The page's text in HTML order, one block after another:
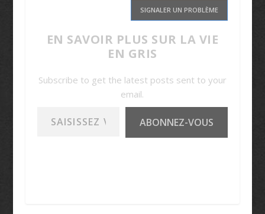
SIGNALER UN PROBLÈME
EN SAVOIR PLUS SUR LA VIE
EN GRIS
Subscribe to get the latest posts sent to your
email.
ABONNEZ-VOUS